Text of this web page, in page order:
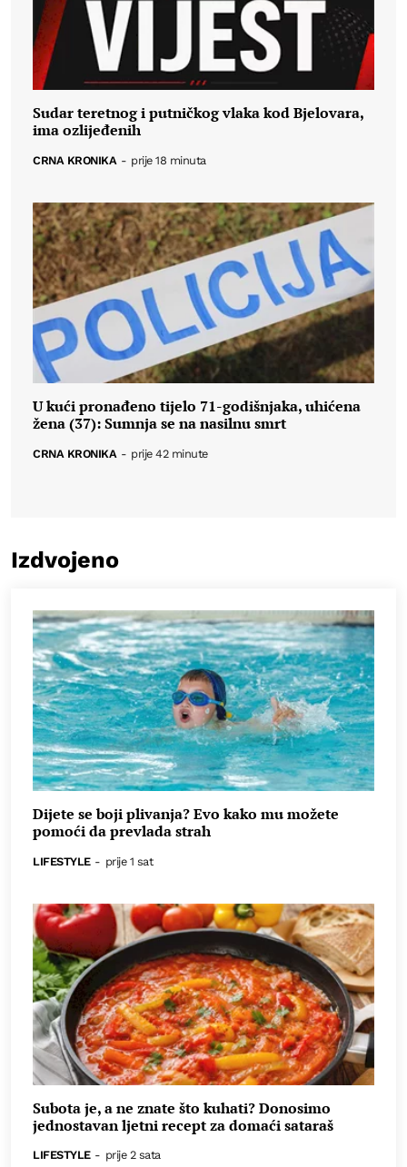
Sudar teretnog i putničkog vlaka kod Bjelovara,
ima ozlijeđenih
CRNA KRONIKA - prije 18 minuta
U kući pronađeno tijelo 71-godišnjaka, uhićena
žena (37): Sumnja se na nasilnu smrt
CRNA KRONIKA - prije 42 minute
Izdvojeno
Dijete se boji plivanja? Evo kako mu možete
pomoći da prevlada strah
LIFESTYLE - prije 1 sat
Subota je, a ne znate što kuhati? Donosimo
jednostavan ljetni recept za domaći sataraš
LIFESTYLE - prije 2 sata